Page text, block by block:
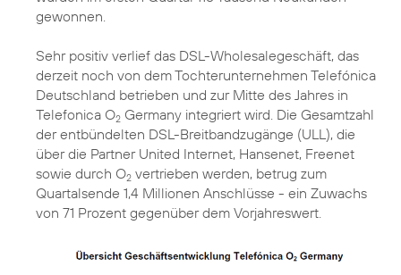
gewonnen.
Sehr positiv verlief das DSL-Wholesalegeschäft, das
derzeit noch von dem Tochterunternehmen Telefónica
Deutschland betrieben und zur Mitte des Jahres in
Telefonica O2 Germany integriert wird. Die Gesamtzahl
der entbündelten DSL-Breitbandzugänge (ULL), die
über die Partner United Internet, Hansenet, Freenet
sowie durch O2 vertrieben werden, betrug zum
Quartalsende 1,4 Millionen Anschlüsse - ein Zuwachs
von 71 Prozent gegenüber dem Vorjahreswert.